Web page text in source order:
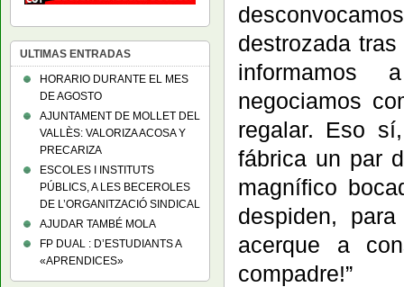
destrozada
informamos
negociamos
regalar. Eso
fábrica un par
magnífico
despiden,
acerque a
compadre!”
ULTIMAS ENTRADAS
HORARIO DURANTE EL MES
DE AGOSTO
AJUNTAMENT DE MOLLET DEL
VALLÈS: VALORIZA ACOSA Y
PRECARIZA
ESCOLES I INSTITUTS
PÚBLICS, A LES BECEROLES
DE L’ORGANITZACIÓ SINDICAL
AJUDAR TAMBÉ MOLA
FP DUAL : D’ESTUDIANTS A
«APRENDICES»